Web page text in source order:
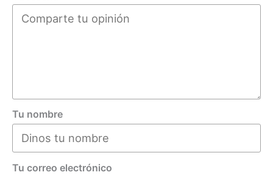
Tu nombre
Tu correo electrónico